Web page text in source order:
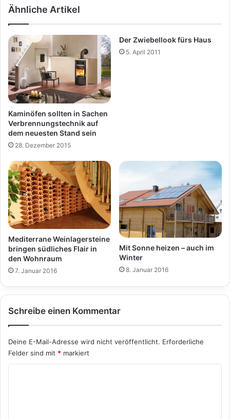
Ähnliche Artikel
Kaminöfen sollten in Sachen
Verbrennungstechnik auf
dem neuesten Stand sein
28. Dezember 2015
Der Zwiebellook fürs Haus
5. April 2011
Mediterrane Weinlagersteine
bringen südliches Flair in
den Wohnraum
7. Januar 2016
Mit Sonne heizen – auch im
Winter
8. Januar 2016
Schreibe einen Kommentar
Deine E-Mail-Adresse wird nicht veröffentlicht. Erforderliche
Felder sind mit * markiert